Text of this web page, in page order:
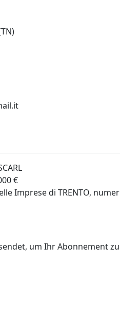
€
Imprese di TRENTO,
um Ihr Abonnement